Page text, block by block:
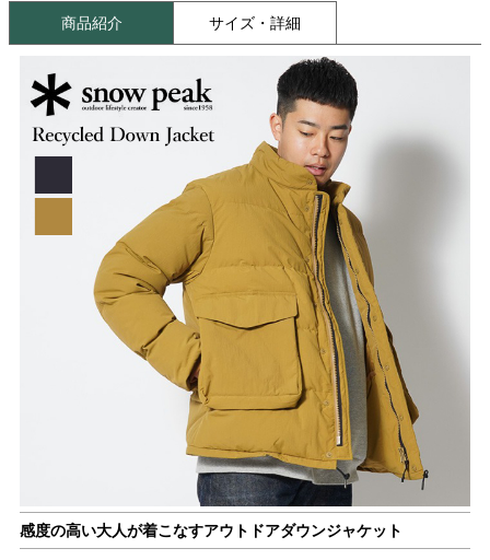
商品紹介 サイズ・詳細
感度の高い大人が着こなすアウトドアダウンジャケット